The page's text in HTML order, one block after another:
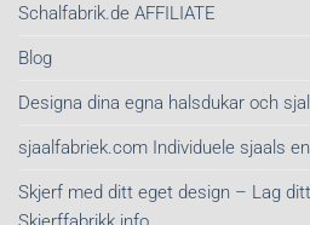
Schalfabrik.de AFFILIATE
Blog
Designa dina egna halsdukar och
sjaalfabriek.com Individuele sjaals
Skjerf med ditt eget design – Lag